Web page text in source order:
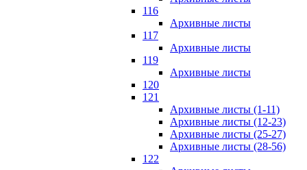
116
Архивные листы
117
Архивные листы
119
Архивные листы
120
121
Архивные листы (1-11)
Архивные листы (12-23)
Архивные листы (25-27)
Архивные листы (28-56)
122